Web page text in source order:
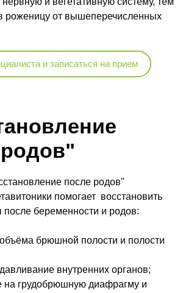
роженицу от вышеперечисленных
и записаться на прием
после родов"
помогает восстановить
беременности и родов:
брюшной полости и полости
внутренних органов;
на грудобрюшную диафрагму и